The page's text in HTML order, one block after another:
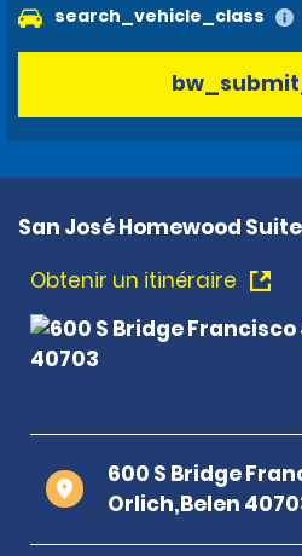
search_vehicle_class
San José Homewood
Obtenir un itinéraire
600 S Bridge
Orlich,Belen